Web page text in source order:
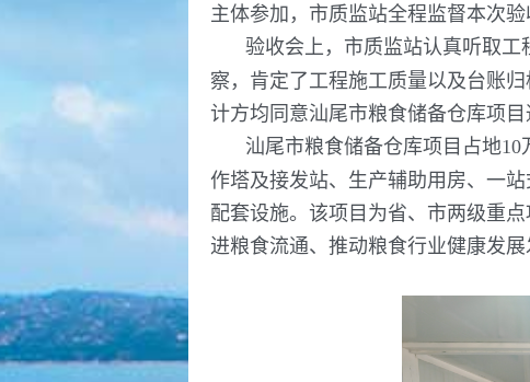
主体参加，市质监站全程监督本次验
验收会上，市质监站认真听取
察，肯定了工程施工质量以及台账
计方均同意汕尾市粮食储备仓库项目
汕尾市粮食储备仓库项目占地
作塔及接发站、生产辅助用房、一
配套设施。该项目为省、市两级重
进粮食流通、推动粮食行业健康发展